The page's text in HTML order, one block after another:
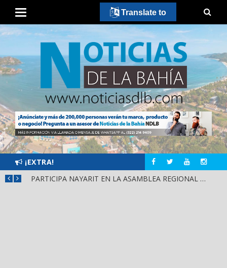
¡EXTRA!
PARTICIPA NAYARIT EN LA ASAMBLEA REGIONAL DE CONSULTA PARA LA LEY DE DERECHOS INDÍGENAS Y AFROMEXICANOS
Translate to